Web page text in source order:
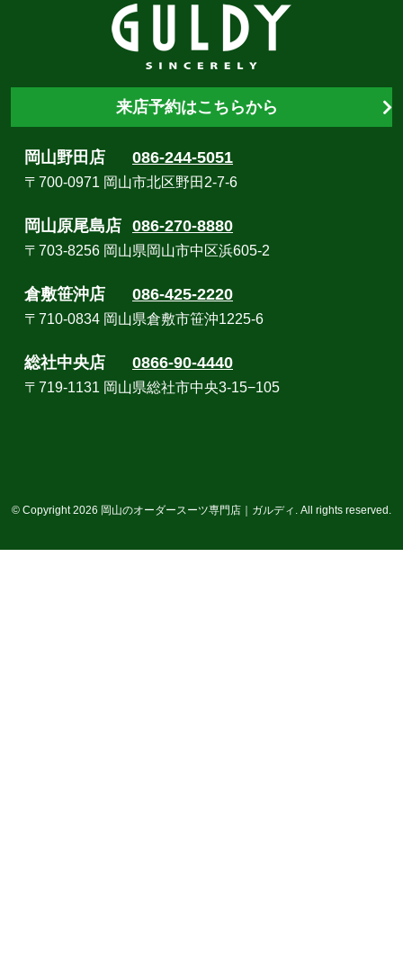
来店予約はこちらから
岡山野田店 086-244-5051
〒700-0971 岡山市北区野田2-7-6
岡山原尾島店 086-270-8880
〒703-8256 岡山県岡山市中区浜605-2
倉敷笹沖店 086-425-2220
〒710-0834 岡山県倉敷市笹沖1225-6
総社中央店 0866-90-4440
〒719-1131 岡山県総社市中央3-15−105
© Copyright 2026 岡山のオーダースーツ専門店｜ガルディ. All rights reserved.